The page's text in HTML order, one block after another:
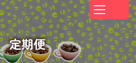
定期便